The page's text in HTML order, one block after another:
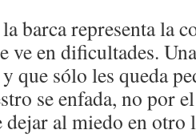
barca representa la
ve en dificultades.
que sólo les queda
se enfada, no por
dejar al miedo en otro